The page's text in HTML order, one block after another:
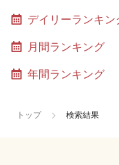
デイリーランキン
月間ランキング
年間ランキング
トップ 検索結果